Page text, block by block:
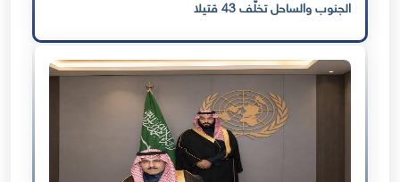
الجنوب والساحل تخلّف 43 قتيلا